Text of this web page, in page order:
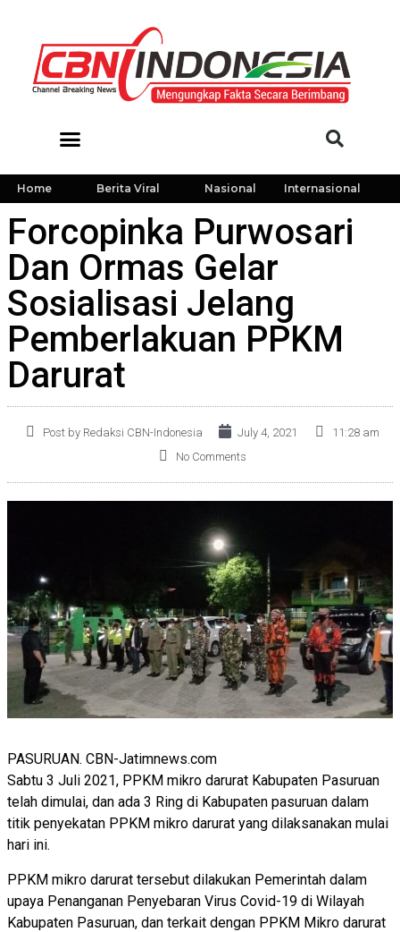
Home Berita Viral Nasional Internasional
Forcopinka Purwosari
Dan Ormas Gelar
Sosialisasi Jelang
Pemberlakuan PPKM
Darurat
Post by Redaksi CBN-Indonesia July 4, 2021
11:28 am
No Comments
PASURUAN. CBN-Jatimnews.com
Sabtu 3 Juli 2021, PPKM mikro darurat Kabupaten Pasuruan
telah dimulai, dan ada 3 Ring di Kabupaten pasuruan dalam
titik penyekatan PPKM mikro darurat yang dilaksanakan mulai
hari ini.
PPKM mikro darurat tersebut dilakukan Pemerintah dalam
upaya Penanganan Penyebaran Virus Covid-19 di Wilayah
Kabupaten Pasuruan, dan terkait dengan PPKM Mikro darurat